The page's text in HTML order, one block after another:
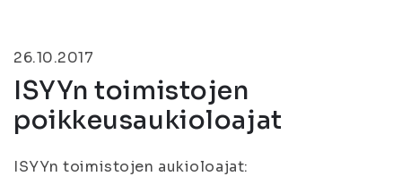
26.10.2017
ISYYn toimistojen
poikkeusaukioloajat
ISYYn toimistojen aukioloajat: